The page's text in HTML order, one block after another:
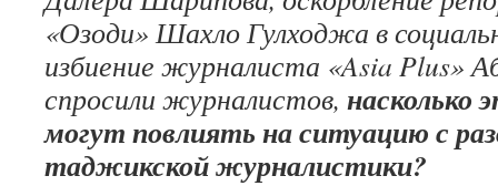
«Озоди» Шахло Гулходжа в
избиение журналиста «Asia Plus»
спросили журналистов, насколько
могут повлиять на ситуацию с
таджикской журналистики?